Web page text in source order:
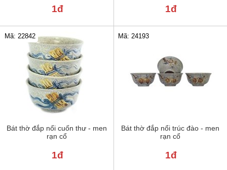
1đ 1đ
Bát thờ đắp nổi cuốn thư - men
rạn cổ
Mã: 22842
1đ
Bát thờ đắp nổi trúc đào - men
rạn cổ
Mã: 24193
1đ